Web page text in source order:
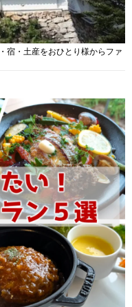
宿・土産をおひとり様からファ